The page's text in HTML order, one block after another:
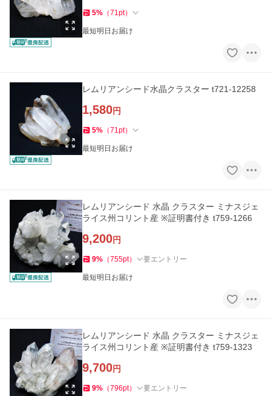
5% （71pt）
最短明日お届け
レムリアンシード水晶クラスター t721-12258
1,580円
5% （71pt）
最短明日お届け
レムリアンシード 水晶 クラスター ミナスジェ
ライス州コリント産 ※証明書付き t759-1266
9,200円
9% （755pt） 要エントリー
最短明日お届け
レムリアンシード 水晶 クラスター ミナスジェ
ライス州コリント産 ※証明書付き t759-1323
9,700円
9% （796pt） 要エントリー